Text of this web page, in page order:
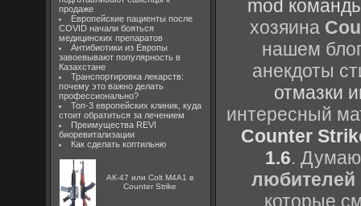
продаже
Европейские пациенты после
COVID начали бояться
медицинских препаратов
Антибиотики из Европы
завоевывают популярность в
Казахстане
Транспортировка лекарств:
почему это важно делать
профессионально?
Топ-3 европейских клиник, куда
стоит обратиться за лечением
Преимущества REVI
биоревитализации
Как сделать коптильню
АК-47 или Colt M4A1 в
Counter Strike
mod
хозяина
нашем
анекдоты
отмазки
интересный
Counter
1.6. Думаю
любителей
которые